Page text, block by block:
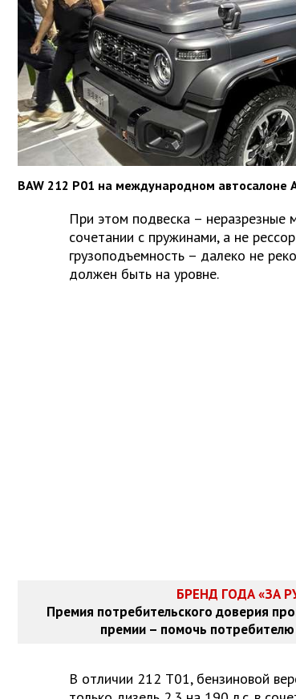
BAW 212 P01 на международном автосалоне
При этом подвеска – неразрезные
сочетании с пружинами, а не
грузоподъемность – далеко не
должен быть на уровне.
БРЕНД ГОДА «ЗА
Премия потребительского доверия
премии – помочь
В отличии 212 Т01, бензиновой